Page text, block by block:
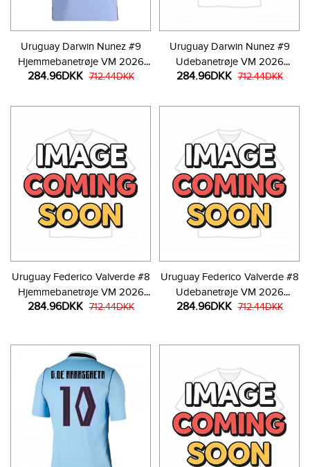
Uruguay Darwin Nunez #9
Hjemmebanetrøje VM 2026
Kortærmet
284.96DKK 712.44DKK
Uruguay Darwin Nunez #9
Udebanetrøje VM 2026
Kortærmet
284.96DKK 712.44DKK
Uruguay Federico Valverde #8
Hjemmebanetrøje VM 2026
Kortærmet
284.96DKK 712.44DKK
Uruguay Federico Valverde #8
Udebanetrøje VM 2026
Kortærmet
284.96DKK 712.44DKK